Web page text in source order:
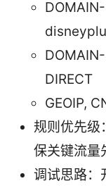
DIRECT
GEOIP,
规则优先级
保关键流量
调试思路：